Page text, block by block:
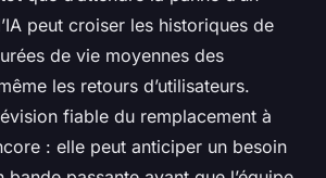
peut croiser les historiques de
de vie moyennes des
les retours d’utilisateurs.
fiable du remplacement à
: elle peut anticiper un besoin